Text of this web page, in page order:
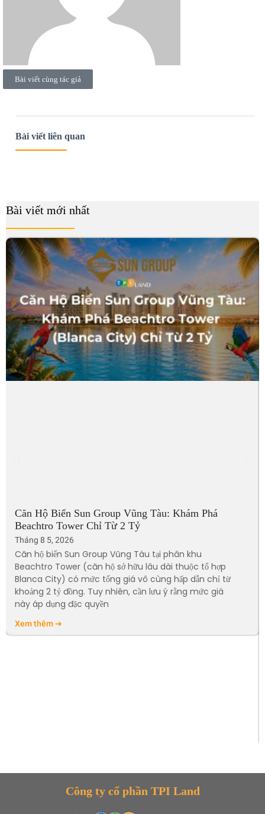
Bài viết cùng tác giả
Bài viết liên quan
Bài viết mới nhất
Căn Hộ Biển Sun Group Vũng Tàu: Khám Phá
Beachtro Tower Chỉ Từ 2 Tỷ
Tháng 8 5, 2026
Căn hộ biển Sun Group Vũng Tàu tại phân khu
Beachtro Tower (căn hộ sở hữu lâu dài thuộc tổ hợp
Blanca City) có mức tổng giá vô cùng hấp dẫn chỉ từ
khoảng 2 tỷ đồng. Tuy nhiên, cần lưu ý rằng mức giá
này áp dụng đặc quyền
Xem thêm ➔
Công ty cổ phần TPI Land